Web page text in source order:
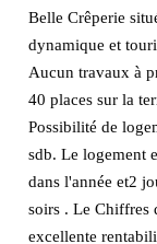
Belle Crêperie
dynamique et
Aucun travaux à
40 places sur la
Possibilité de
sdb. Le logement
dans l'année et2
soirs . Le Chiffres
excellente